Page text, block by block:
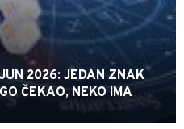
2026: JEDAN ZNAK
ČEKAO, NEKO IMA